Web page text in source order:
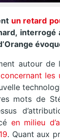
un retard
autour de
les
mots de
en milieu
. Quant aux